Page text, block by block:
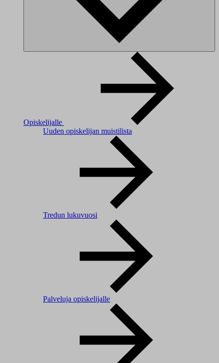
Opiskelijalle
Uuden opiskelijan muistilista
Tredun lukuvuosi
Palveluja opiskelijalle